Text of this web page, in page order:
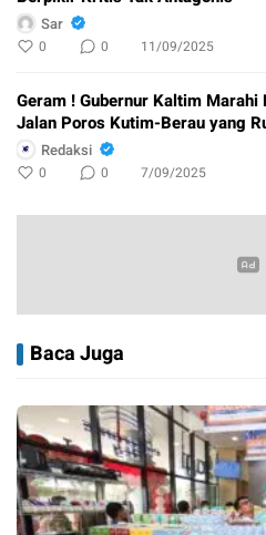
Sar
0 0 11/09/2025
Geram ! Gubernur Kaltim Marahi
Jalan Poros Kutim-Berau yang
Redaksi
0 0 7/09/2025
Baca Juga